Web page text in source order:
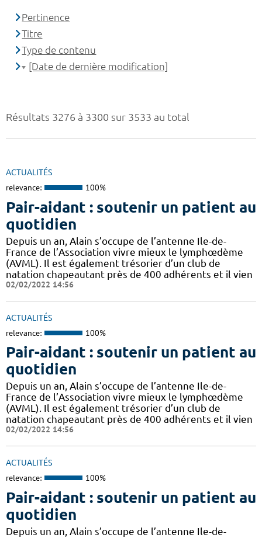
Résultats 3276 à 3300 sur 3533 au total
ACTUALITÉS
relevance: 100%
Pair-aidant : soutenir un patient au
quotidien
Depuis un an, Alain s’occupe de l’antenne Ile-de-
France de l’Association vivre mieux le lymphœdème
(AVML). Il est également trésorier d’un club de
natation chapeautant près de 400 adhérents et il vien
02/02/2022 14:56
ACTUALITÉS
relevance: 100%
Pair-aidant : soutenir un patient au
quotidien
Depuis un an, Alain s’occupe de l’antenne Ile-de-
France de l’Association vivre mieux le lymphœdème
(AVML). Il est également trésorier d’un club de
natation chapeautant près de 400 adhérents et il vien
02/02/2022 14:56
ACTUALITÉS
relevance: 100%
Pair-aidant : soutenir un patient au
quotidien
Depuis un an, Alain s’occupe de l’antenne Ile-de-
Pertinence
Titre
Type de contenu
[Date de dernière modification]